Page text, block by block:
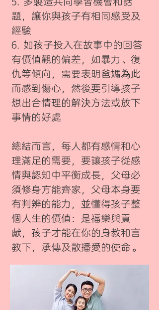
題，讓你與孩子有相同感受及
經驗
6. 如孩子投入在故事中的回答
有價值觀的偏差，如暴力、復
仇等傾向，需要表明爸媽為此
而感到傷心，然後要引導孩子
想出合情理的解決方法或放下
事情的好處
總結而言，每人都有感情和心
理滿足的需要，要讓孩子從感
情與認知中平衡成長，父母必
須修身方能齊家，父母本身要
有判辨的能力，並懂得孩子整
個人生的價值：是福樂與貢
獻，孩子才能在你的身教和言
教下，承傳及散播愛的使命。